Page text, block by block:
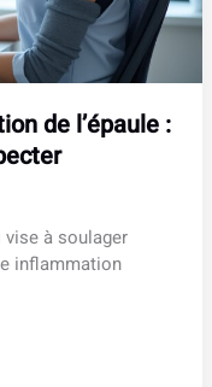
de l’épaule :
vise à soulager
inflammation